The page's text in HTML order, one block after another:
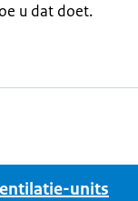
u dat doet.
units